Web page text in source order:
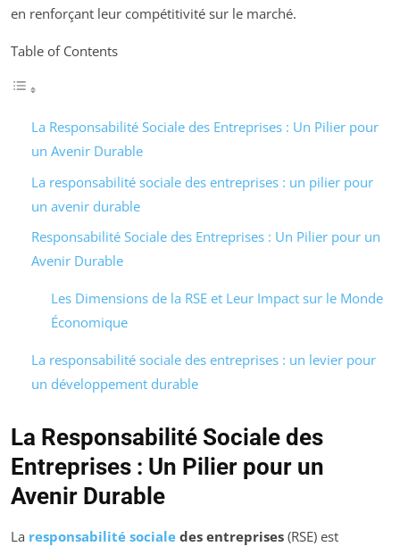
en renforçant leur compétitivité sur le marché.
Table of Contents
La Responsabilité Sociale des Entreprises : Un Pilier pour
un Avenir Durable
La responsabilité sociale des entreprises : un pilier pour
un avenir durable
Responsabilité Sociale des Entreprises : Un Pilier pour un
Avenir Durable
Les Dimensions de la RSE et Leur Impact sur le Monde
Économique
La responsabilité sociale des entreprises : un levier pour
un développement durable
La Responsabilité Sociale des
Entreprises : Un Pilier pour un
Avenir Durable
La responsabilité sociale des entreprises (RSE) est